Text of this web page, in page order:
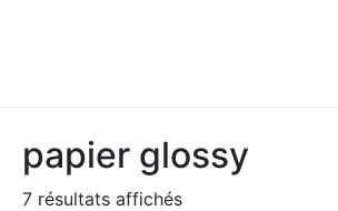
papier glossy
7 résultats affichés